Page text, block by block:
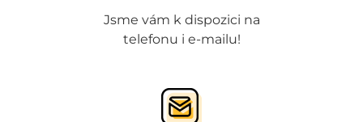
Jsme vám k dispozici na
telefonu i e-mailu!